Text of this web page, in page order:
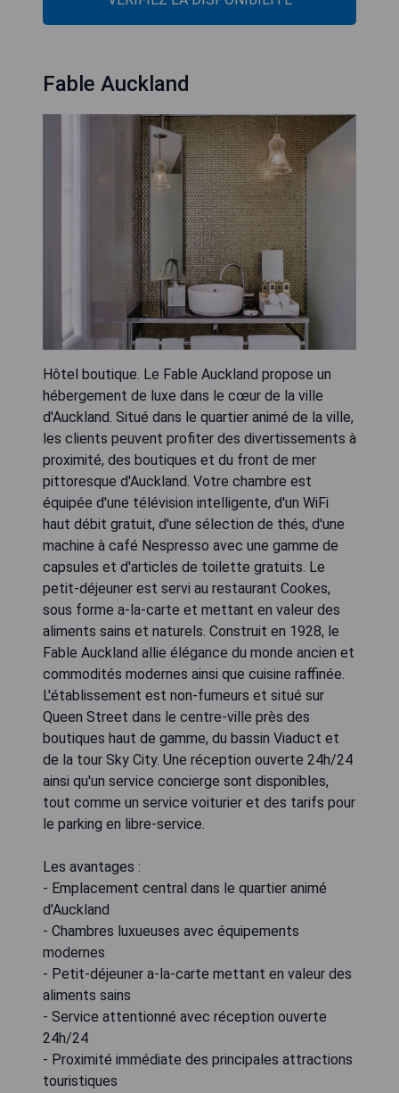
Fable Auckland
Hôtel boutique. Le Fable Auckland propose un
hébergement de luxe dans le cœur de la ville
d'Auckland. Situé dans le quartier animé de la ville,
les clients peuvent profiter des divertissements à
proximité, des boutiques et du front de mer
pittoresque d'Auckland. Votre chambre est
équipée d'une télévision intelligente, d'un WiFi
haut débit gratuit, d'une sélection de thés, d'une
machine à café Nespresso avec une gamme de
capsules et d'articles de toilette gratuits. Le
petit-déjeuner est servi au restaurant Cookes,
sous forme a-la-carte et mettant en valeur des
aliments sains et naturels. Construit en 1928, le
Fable Auckland allie élégance du monde ancien et
commodités modernes ainsi que cuisine raffinée.
L'établissement est non-fumeurs et situé sur
Queen Street dans le centre-ville près des
boutiques haut de gamme, du bassin Viaduct et
de la tour Sky City. Une réception ouverte 24h/24
ainsi qu'un service concierge sont disponibles,
tout comme un service voiturier et des tarifs pour
le parking en libre-service.
Les avantages :
- Emplacement central dans le quartier animé
d'Auckland
- Chambres luxueuses avec équipements
modernes
- Petit-déjeuner a-la-carte mettant en valeur des
aliments sains
- Service attentionné avec réception ouverte
24h/24
- Proximité immédiate des principales attractions
touristiques